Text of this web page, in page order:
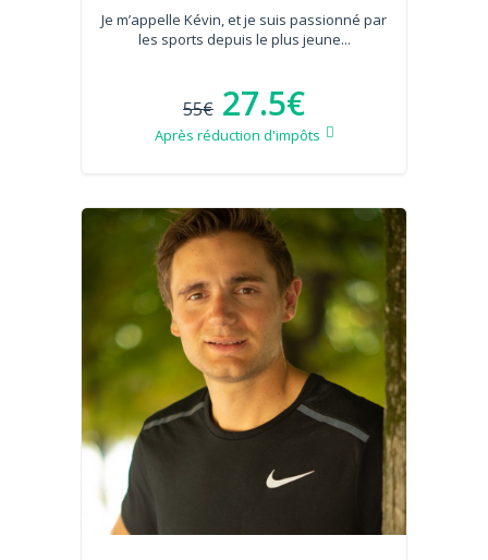
Je m’appelle Kévin, et je suis passionné par
les sports depuis le plus jeune...
55€ 27.5€
Après réduction d'impôts